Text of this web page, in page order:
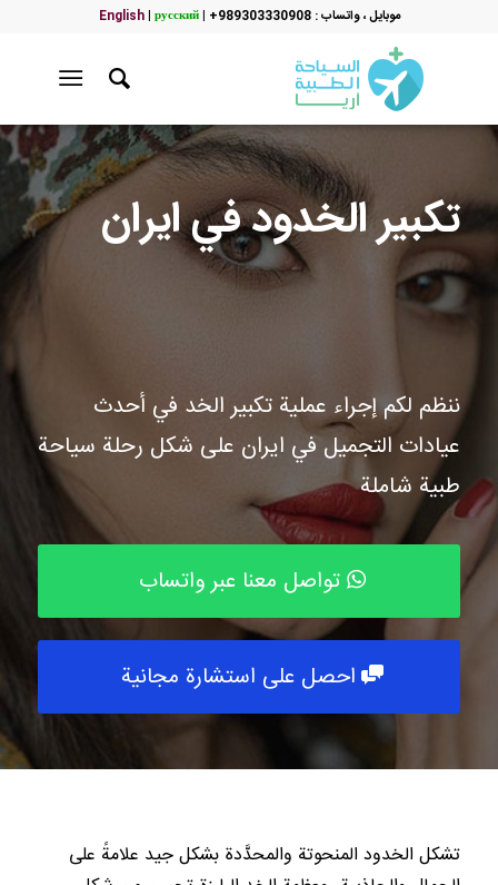
موبایل ، واتساب : 989303330908+ |
English| русский
تكبير الخدود في ايران
ننظم لكم إجراء عملية تكبير الخد في أحدث
عيادات التجميل في ايران على شكل رحلة سياحة
طبية شاملة
تواصل معنا عبر واتساب
احصل على استشارة مجانية
تشكل الخدود المنحوتة والمحدَّدة بشكل جيد علامةً على